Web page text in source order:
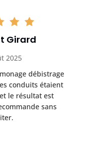
Girard
2025
débistrage
conduits étaient
le résultat est
sans